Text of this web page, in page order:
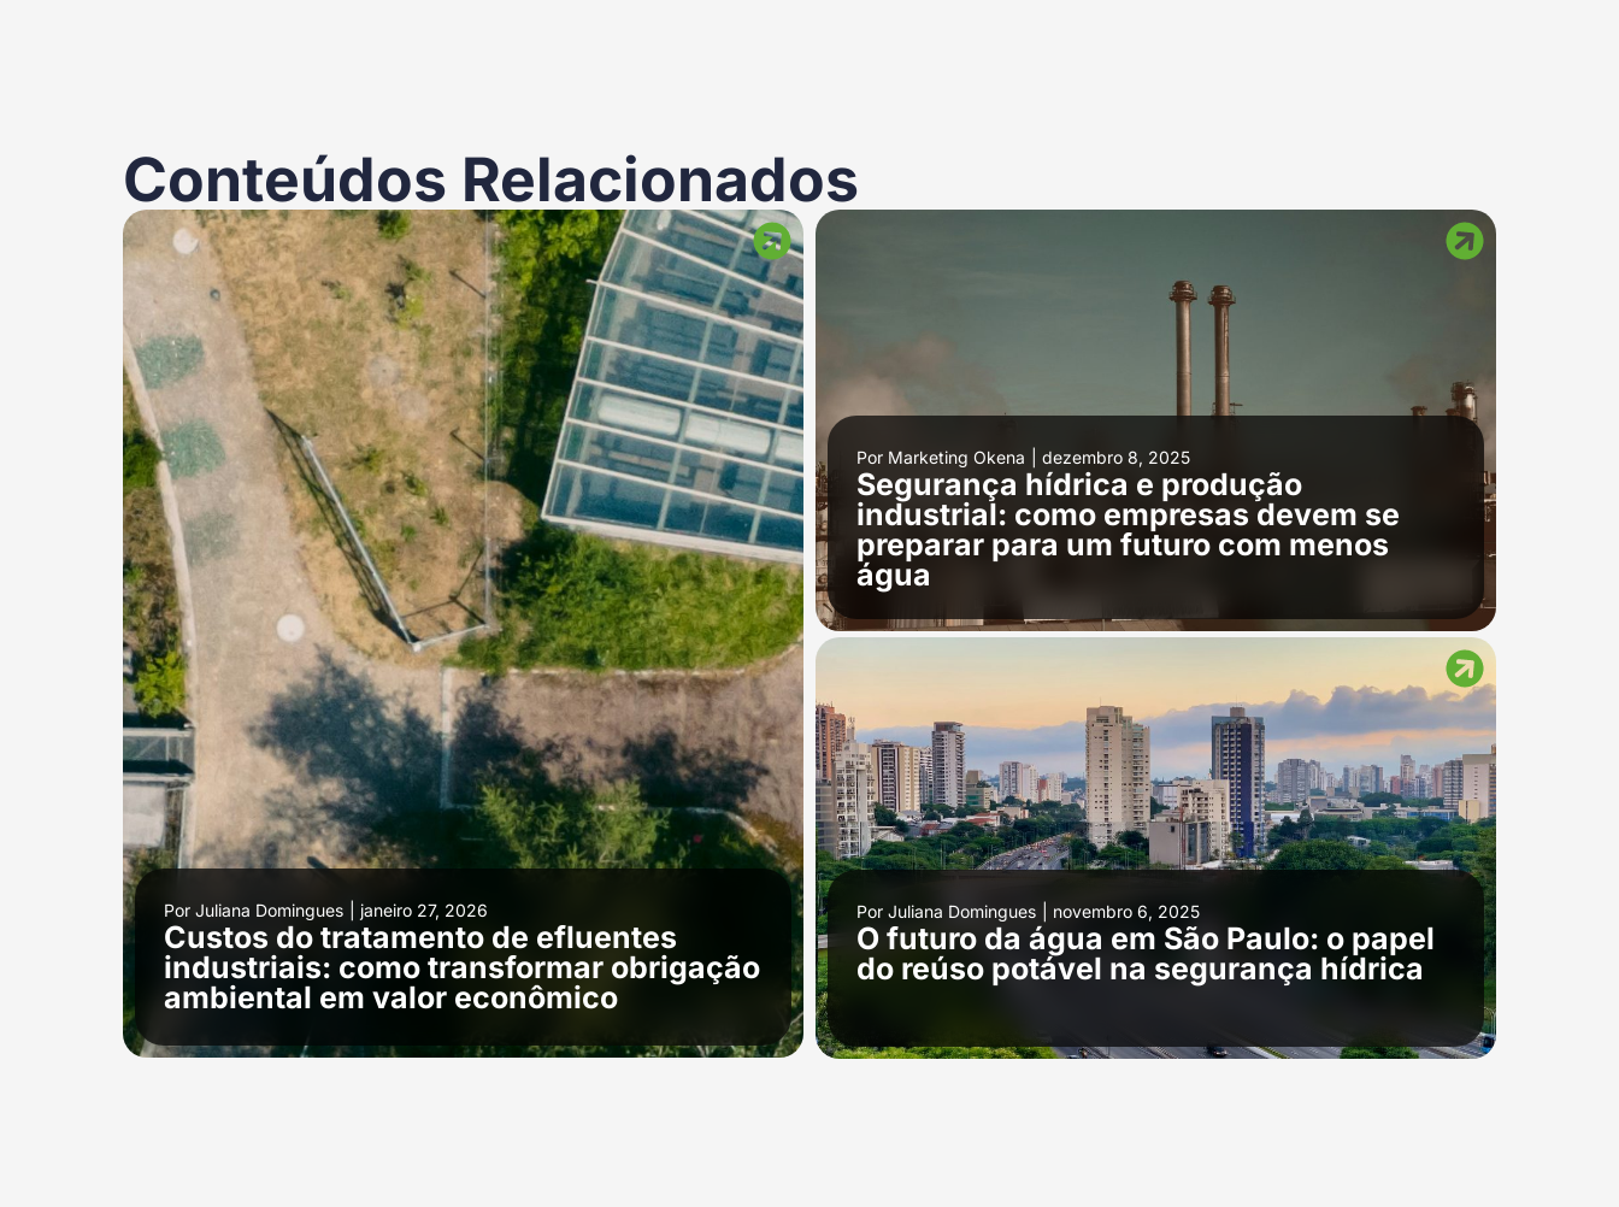
Conteúdos Relacionados
Por Juliana Domingues janeiro 27, 2026
Custos do tratamento de efluentes
industriais: como transformar obrigação
ambiental em valor econômico
Por Marketing Okena dezembro 8, 2025
Segurança hídrica e produção
industrial: como empresas devem se
preparar para um futuro com menos
água
Por Juliana Domingues novembro 6, 2025
O futuro da água em São Paulo: o papel
do reúso potável na segurança hídrica